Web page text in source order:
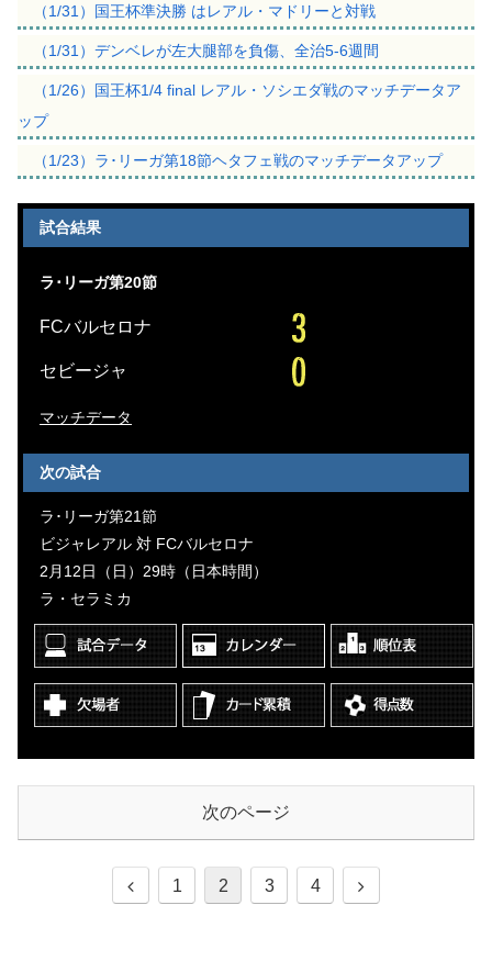
（1/31）国王杯準決勝 はレアル・マドリーと対戦
（1/31）デンベレが左大腿部を負傷、全治5-6週間
（1/26）国王杯1/4 final レアル・ソシエダ戦のマッチデータア
ップ
（1/23）ラ･リーガ第18節ヘタフェ戦のマッチデータアップ
試合結果
ラ･リーガ第20節
FCバルセロナ
セビージャ
マッチデータ
次の試合
ラ･リーガ第21節
ビジャレアル 対 FCバルセロナ
2月12日（日）29時（日本時間）
ラ・セラミカ
次のページ
1 2 3 4